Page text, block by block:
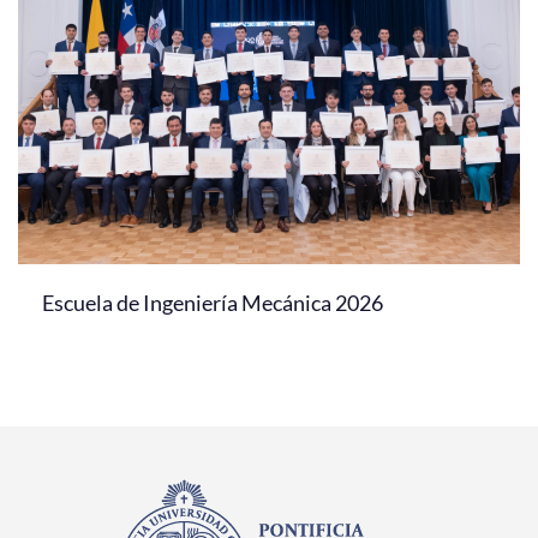
Escuela de Ingeniería Mecánica 2026